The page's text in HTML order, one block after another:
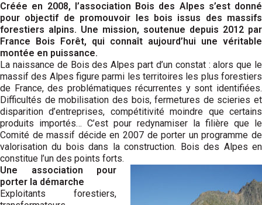
Créée en 2008, l’association Bois des Alpes s’est donné
pour objectif de promouvoir les bois issus des massifs
forestiers alpins. Une mission, soutenue depuis 2012 par
France Bois Forêt, qui connaît aujourd’hui une véritable
montée en puissance.
La naissance de Bois des Alpes part d’un constat : alors que le
massif des Alpes figure parmi les territoires les plus forestiers
de France, des problématiques récurrentes y sont identifiées.
Difficultés de mobilisation des bois, fermetures de scieries et
disparition d’entreprises, compétitivité moindre que certains
produits importés… C’est pour redynamiser la filière que le
Comité de massif décide en 2007 de porter un programme de
valorisation du bois dans la construction. Bois des Alpes en
constitue l’un des points forts.
Une association pour
porter la démarche
Exploitants forestiers,